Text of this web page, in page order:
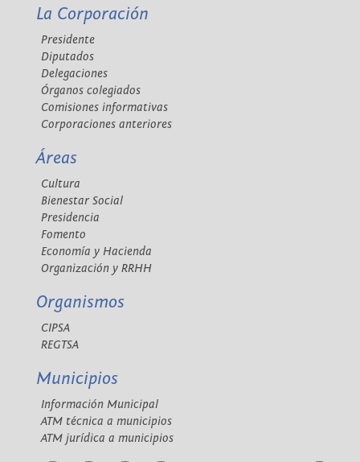
La Corporación
Presidente
Diputados
Delegaciones
Órganos colegiados
Comisiones informativas
Corporaciones anteriores
Áreas
Cultura
Bienestar Social
Presidencia
Fomento
Economía y Hacienda
Organización y RRHH
Organismos
CIPSA
REGTSA
Municipios
Información Municipal
ATM técnica a municipios
ATM jurídica a municipios